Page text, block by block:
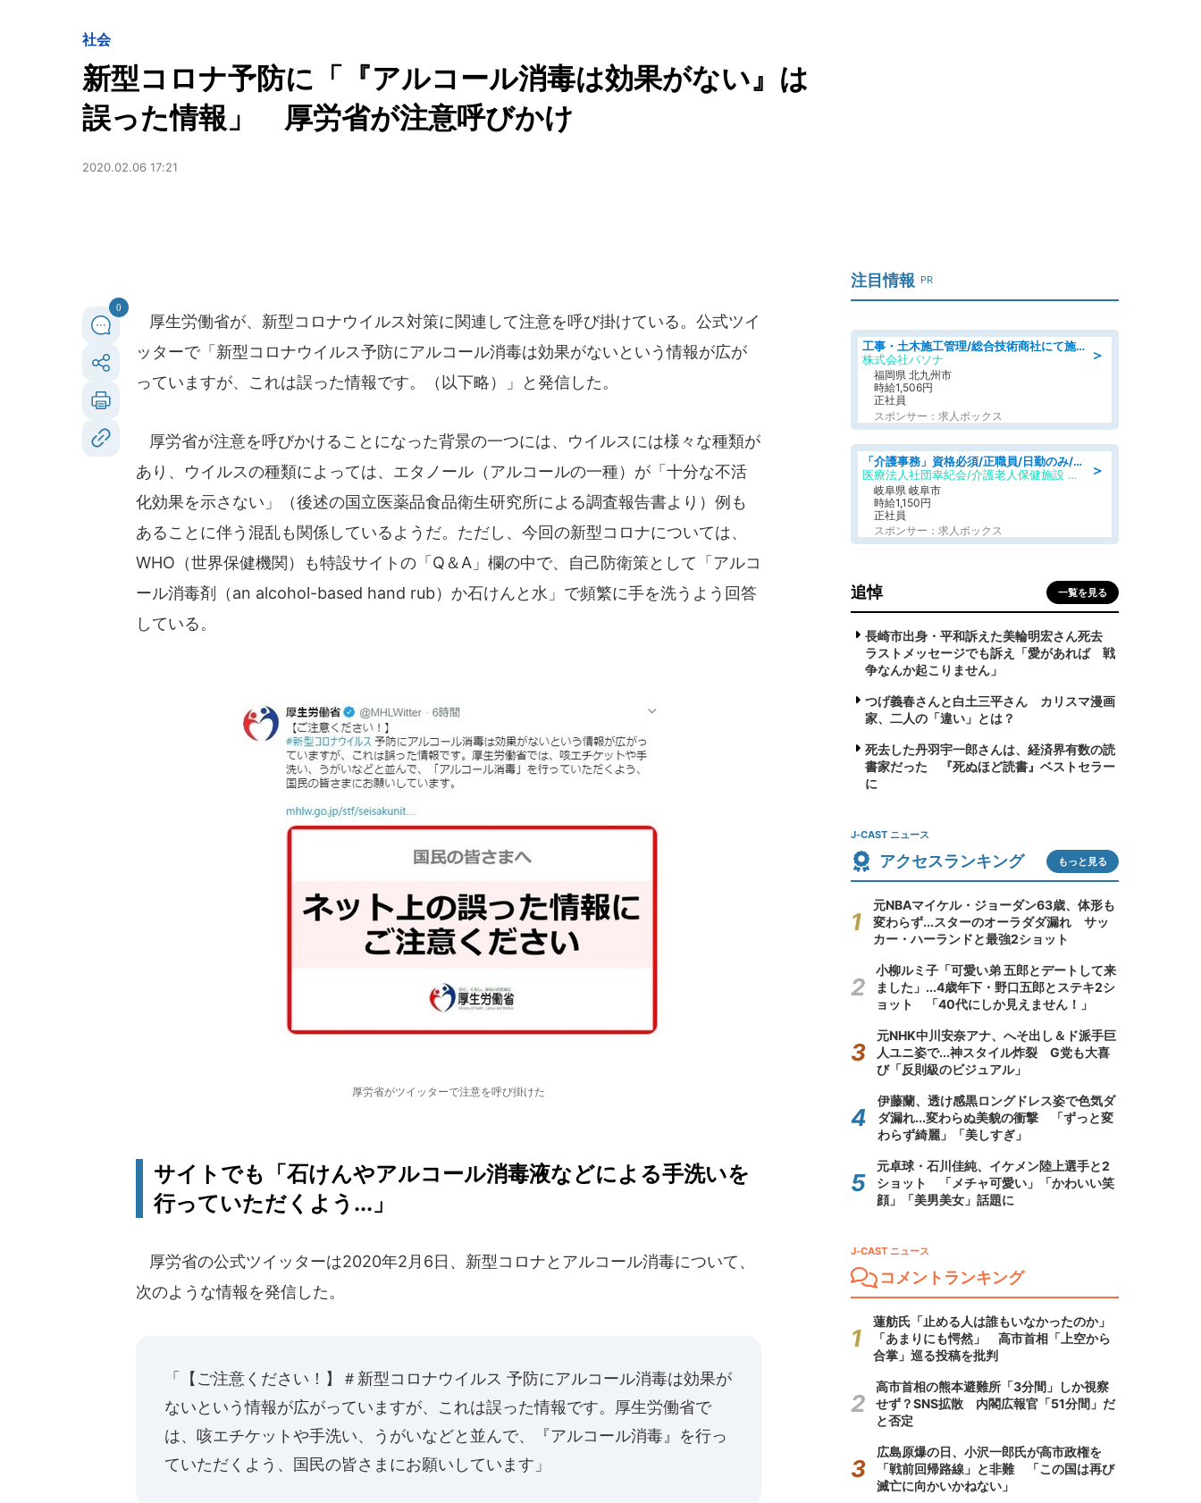
社会
新型コロナ予防に「『アルコール消毒は効果がない』は
誤った情報」 厚労省が注意呼びかけ
2020.02.06 17:21
0
厚生労働省が、新型コロナウイルス対策に関連して注意を呼び掛けている。公式ツイ
ッターで「新型コロナウイルス予防にアルコール消毒は効果がないという情報が広が
っていますが、これは誤った情報です。（以下略）」と発信した。
厚労省が注意を呼びかけることになった背景の一つには、ウイルスには様々な種類が
あり、ウイルスの種類によっては、エタノール（アルコールの一種）が「十分な不活
化効果を示さない」（後述の国立医薬品食品衛生研究所による調査報告書より）例も
あることに伴う混乱も関係しているようだ。ただし、今回の新型コロナについては、
WHO（世界保健機関）も特設サイトの「Q＆A」欄の中で、自己防衛策として「アルコ
ール消毒剤（an alcohol-based hand rub）か石けんと水」で頻繁に手を洗うよう回答
している。
厚労省がツイッターで注意を呼び掛けた
サイトでも「石けんやアルコール消毒液などによる手洗いを
行っていただくよう...」
厚労省の公式ツイッターは2020年2月6日、新型コロナとアルコール消毒について、
次のような情報を発信した。
「【ご注意ください！】＃新型コロナウイルス 予防にアルコール消毒は効果が
ないという情報が広がっていますが、これは誤った情報です。厚生労働省で
は、咳エチケットや手洗い、うがいなどと並んで、『アルコール消毒』を行っ
ていただくよう、国民の皆さまにお願いしています」
注目情報 PR
＞
工事・土木施工管理/総合技術商社にて施工管理のお仕事/即日勤務可/車通勤可/工事・土木施工管理/生産・品質管理
株式会社パソナ
福岡県 北九州市
時給1,506円
正社員
スポンサー：求人ボックス
＞
「介護事務」資格必須/正職員/日勤のみ/介護老人保健施設
医療法人社団幸紀会/介護老人保健施設 グリーンビラ安江
岐阜県 岐阜市
時給1,150円
正社員
スポンサー：求人ボックス
追悼 一覧を見る
長崎市出身・平和訴えた美輪明宏さん死去
ラストメッセージでも訴え「愛があれば 戦
争なんか起こりません」
つげ義春さんと白土三平さん カリスマ漫画
家、二人の「違い」とは？
死去した丹羽宇一郎さんは、経済界有数の読
書家だった 『死ぬほど読書』ベストセラー
に
J-CAST ニュース
アクセスランキング もっと見る
元NBAマイケル・ジョーダン63歳、体形も
変わらず...スターのオーラダダ漏れ サッ
カー・ハーランドと最強2ショット
小柳ルミ子「可愛い弟 五郎とデートして来
ました」...4歳年下・野口五郎とステキ2シ
ョット 「40代にしか見えません！」
元NHK中川安奈アナ、へそ出し＆ド派手巨
人ユニ姿で...神スタイル炸裂 G党も大喜
び「反則級のビジュアル」
伊藤蘭、透け感黒ロングドレス姿で色気ダ
ダ漏れ...変わらぬ美貌の衝撃 「ずっと変
わらず綺麗」「美しすぎ」
元卓球・石川佳純、イケメン陸上選手と2
ショット 「メチャ可愛い」「かわいい笑
顔」「美男美女」話題に
J-CAST ニュース
コメントランキング
蓮舫氏「止める人は誰もいなかったのか」
「あまりにも愕然」 高市首相「上空から
合掌」巡る投稿を批判
高市首相の熊本避難所「3分間」しか視察
せず？SNS拡散 内閣広報官「51分間」だ
と否定
広島原爆の日、小沢一郎氏が高市政権を
「戦前回帰路線」と非難 「この国は再び
滅亡に向かいかねない」